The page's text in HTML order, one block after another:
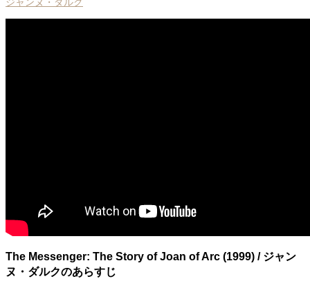
The Messenger: The Story of Joan of Arc (1999) / ジャン
ヌ・ダルクのあらすじ